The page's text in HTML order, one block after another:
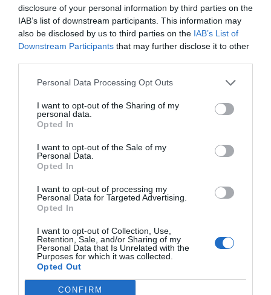
disclosure of your personal information by third parties on the
IAB’s list of downstream participants. This information may
also be disclosed by us to third parties on the IAB’s List of
Downstream Participants that may further disclose it to other
Personal Data Processing Opt Outs
I want to opt-out of the Sharing of my
personal data.
Opted In
I want to opt-out of the Sale of my
Personal Data.
Opted In
I want to opt-out of processing my
Personal Data for Targeted Advertising.
Opted In
I want to opt-out of Collection, Use,
Retention, Sale, and/or Sharing of my
Personal Data that Is Unrelated with the
Purposes for which it was collected.
Opted Out
CONFIRM